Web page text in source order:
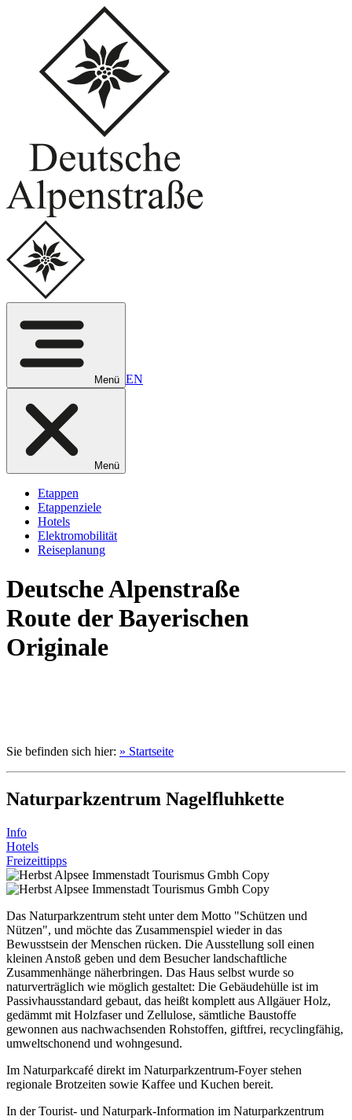
Menü EN
Menü
Etappen
Etappenziele
Hotels
Elektromobilität
Reiseplanung
DeutscheAlpenstraße
Route der Bayerischen
Originale
Sie befinden sich hier: » Startseite
Naturparkzentrum Nagelfluhkette
Info
Hotels
Freizeittipps
Das Naturparkzentrum steht unter dem Motto "Schützen und
Nützen", und möchte das Zusammenspiel wieder in das
Bewusstsein der Menschen rücken. Die Ausstellung soll einen
kleinen Anstoß geben und dem Besucher landschaftliche
Zusammenhänge näherbringen. Das Haus selbst wurde so
naturverträglich wie möglich gestaltet: Die Gebäudehülle ist im
Passivhausstandard gebaut, das heißt komplett aus Allgäuer Holz,
gedämmt mit Holzfaser und Zellulose, sämtliche Baustoffe
gewonnen aus nachwachsenden Rohstoffen, giftfrei, recyclingfähig,
umweltschonend und wohngesund.
Im Naturparkcafé direkt im Naturparkzentrum-Foyer stehen
regionale Brotzeiten sowie Kaffee und Kuchen bereit.
In der Tourist- und Naturpark-Information im Naturparkzentrum